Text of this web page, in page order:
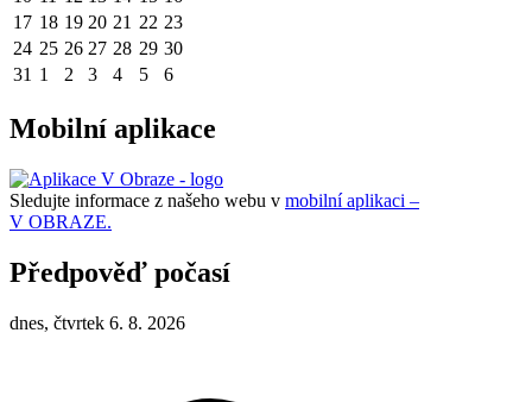
17 18 19 20 21 22 23
24 25 26 27 28 29 30
31 1 2 3 4 5 6
Mobilní aplikace
Sledujte informace z našeho webu v mobilní aplikaci –
V OBRAZE.
Předpověď počasí
dnes, čtvrtek 6. 8. 2026